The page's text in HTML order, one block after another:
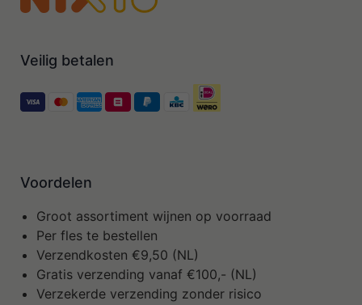
Veilig betalen
Voordelen
Groot assortiment wijnen op voorraad
Per fles te bestellen
Verzendkosten €9,50 (NL)
Gratis verzending vanaf €100,- (NL)
Verzekerde verzending zonder risico